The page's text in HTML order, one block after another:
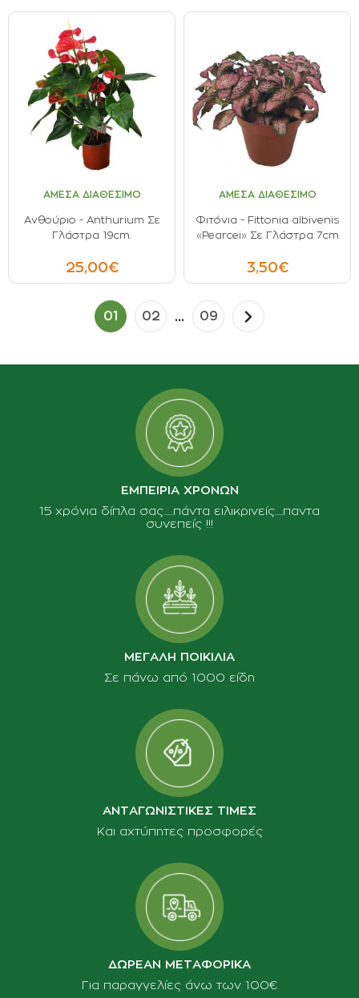
ΑΜΕΣΑ ΔΙΑΘΕΣΙΜΟ
Ανθούριο - Αnthurium Σε
Γλάστρα 19cm.
25,00€
ΑΜΕΣΑ ΔΙΑΘΕΣΙΜΟ
Φιτόνια - Fittonia albivenis
«Pearcei» Σε Γλάστρα 7cm
3,50€
01 02 ... 09
ΕΜΠΕΙΡΙΑ ΧΡΟΝΩΝ
15 χρόνια δίπλα σας......πάντα ειλικρινείς.....παντα
συνεπείς !!!
ΜΕΓΑΛΗ ΠΟΙΚΙΛΙΑ
Σε πάνω από 1000 είδη
ΑΝΤΑΓΩΝΙΣΤΙΚΕΣ ΤΙΜΕΣ
Και αχτύπητες προσφορές
ΔΩΡΕΑΝ ΜΕΤΑΦΟΡΙΚΑ
Για παραγγελίες άνω των 100€